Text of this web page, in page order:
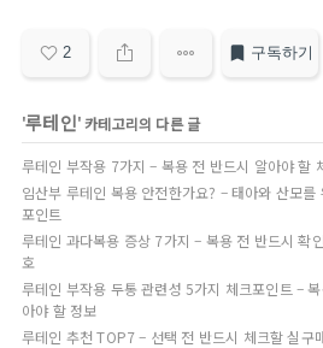
2 구독하기
'루테인' 카테고리의 다른 글
루테인 부작용 7가지 – 복용 전 반드시 알아야 할
임산부 루테인 복용 안전한가요? – 태아와 산모를
포인트
루테인 과다복용 증상 7가지 – 복용 전 반드시 확
호
루테인 부작용 두통 관련성 5가지 체크포인트 –
아야 할 정보
루테인 추천 TOP7 – 선택 전 반드시 체크할 실구